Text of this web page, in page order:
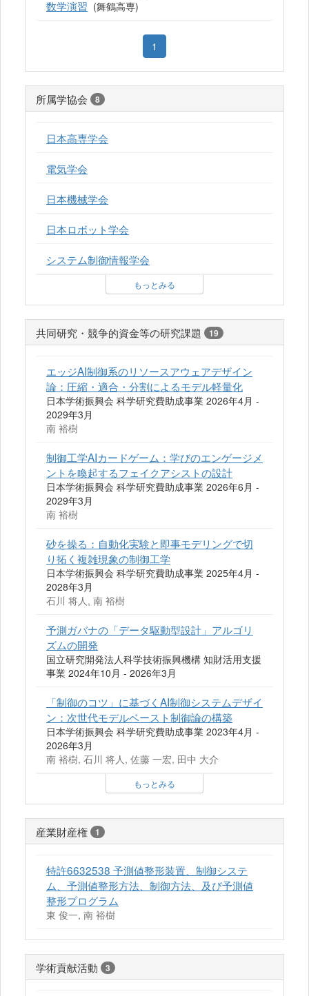
数学演習 (舞鶴高専)
1
所属学協会 8
日本高専学会
電気学会
日本機械学会
日本ロボット学会
システム制御情報学会
もっとみる
共同研究・競争的資金等の研究課題 19
エッジAI制御系のリソースアウェアデザイン
論：圧縮・適合・分割によるモデル軽量化
日本学術振興会 科学研究費助成事業 2026年4月 -
2029年3月
南 裕樹
制御工学AIカードゲーム：学びのエンゲージメ
ントを喚起するフェイクアシストの設計
日本学術振興会 科学研究費助成事業 2026年6月 -
2029年3月
南 裕樹
砂を操る：自動化実験と即事モデリングで切
り拓く複雑現象の制御工学
日本学術振興会 科学研究費助成事業 2025年4月 -
2028年3月
石川 将人, 南 裕樹
予測ガバナの「データ駆動型設計」アルゴリ
ズムの開発
国立研究開発法人科学技術振興機構 知財活用支援
事業 2024年10月 - 2026年3月
「制御のコツ」に基づくAI制御システムデザイ
ン：次世代モデルベースト制御論の構築
日本学術振興会 科学研究費助成事業 2023年4月 -
2026年3月
南 裕樹, 石川 将人, 佐藤 一宏, 田中 大介
もっとみる
産業財産権 1
特許6632538 予測値整形装置、制御システ
ム、予測値整形方法、制御方法、及び予測値
整形プログラム
東 俊一, 南 裕樹
学術貢献活動 3